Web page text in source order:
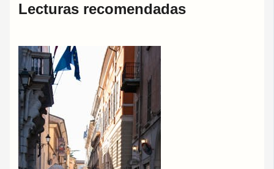
Lecturas recomendadas